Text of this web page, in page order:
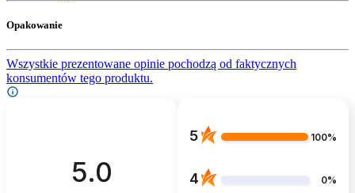
Opakowanie
Wszystkie prezentowane opinie pochodzą od faktycznych
konsumentów tego produktu.
5.0
5 100%
4 0%